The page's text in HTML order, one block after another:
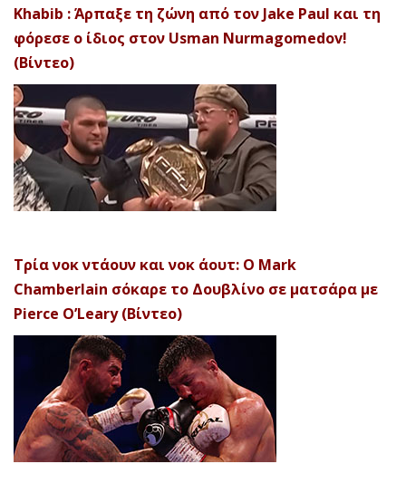
Khabib : Άρπαξε τη ζώνη από τον Jake Paul και τη
φόρεσε ο ίδιος στον Usman Nurmagomedov!
(Βίντεο)
Τρία νοκ ντάουν και νοκ άουτ: Ο Mark
Chamberlain σόκαρε το Δουβλίνο σε ματσάρα με
Pierce O’Leary (Βίντεο)